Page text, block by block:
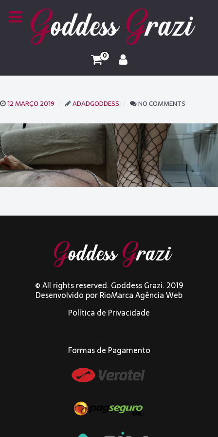
0
12 MARÇO 2019 ADADGODDESS NO COMMENTS
© All rights reserved. Goddess Grazi. 2019
Desenvolvido porRioMarca Agência Web
Política de Privacidade
Formas de Pagamento